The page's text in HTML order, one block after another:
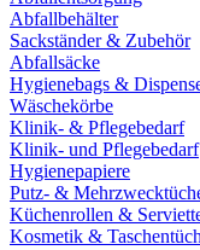
Abfallbehälter
Sackständer & Zubehör
Abfallsäcke
Hygienebags &
Wäschekörbe
Klinik- & Pflegebedarf
Klinik- und Pflegebedarf
Hygienepapiere
Putz- &
Küchenrollen &
Kosmetik &